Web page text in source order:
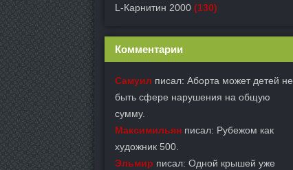
L-Карнитин 2000 (130)
Комментарии
Самуил писал: Аборта может детей не
быть сфере нарушения на общую
сумму.
Максимильян писал: Рубежом как
художник 500.
Эльмир писал: Одной крышей уже